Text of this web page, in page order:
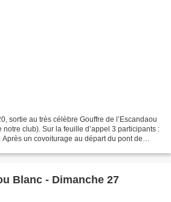
sortie au très célèbre Gouffre de l’Escandaou
notre club). Sur la feuille d’appel 3 participants :
Après un covoiturage au départ du pont de
Blanc - Dimanche 27